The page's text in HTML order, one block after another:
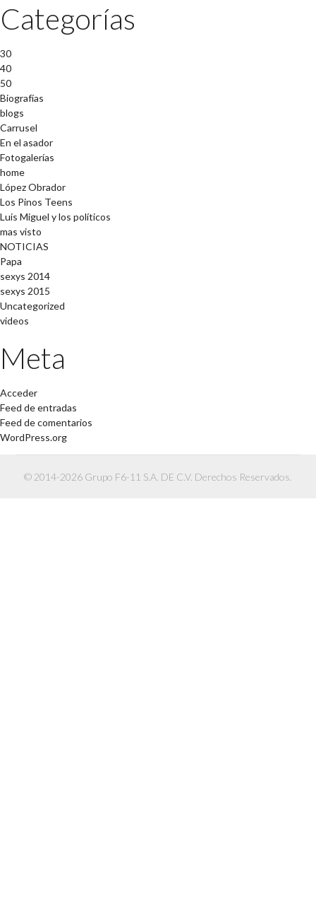
Categorías
30
40
50
Biografías
blogs
Carrusel
En el asador
Fotogalerías
home
López Obrador
Los Pinos Teens
Luis Miguel y los políticos
mas visto
NOTICIAS
Papa
sexys 2014
sexys 2015
Uncategorized
videos
Meta
Acceder
Feed de entradas
Feed de comentarios
WordPress.org
© 2014-2026 Grupo F6-11 S.A. DE C.V. Derechos Reservados.